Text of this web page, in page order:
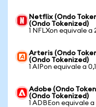
Netflix (Ondo
(Ondo Tokenized)
1 NFLXon equivale a
Arteris (Ondo
(Ondo Tokenized)
1 AIPon equivale a
Adobe (Ondo
(Ondo Tokenized)
1 ADBEon equivale